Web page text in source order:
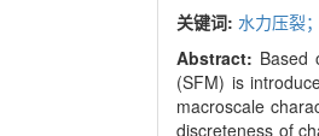
关键词: 水力压裂
Abstract: Based
(SFM) is
macroscale
discreteness of